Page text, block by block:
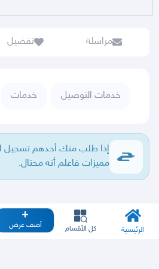
مراسلة تفضيل
خدمات التوصيل خدمات
إذا طلب منك أحدهم تسجيل
مميزات فاعلم أنه محتال.
الرئيسية كل الأقسام أضف عرض